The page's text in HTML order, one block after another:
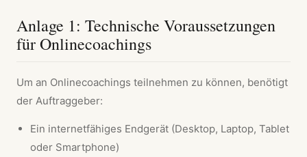
Anlage 1: Technische Voraussetzungen
für Onlinecoachings
Um an Onlinecoachings teilnehmen zu können, benötigt
der Auftraggeber:
Ein internetfähiges Endgerät (Desktop, Laptop, Tablet
oder Smartphone)